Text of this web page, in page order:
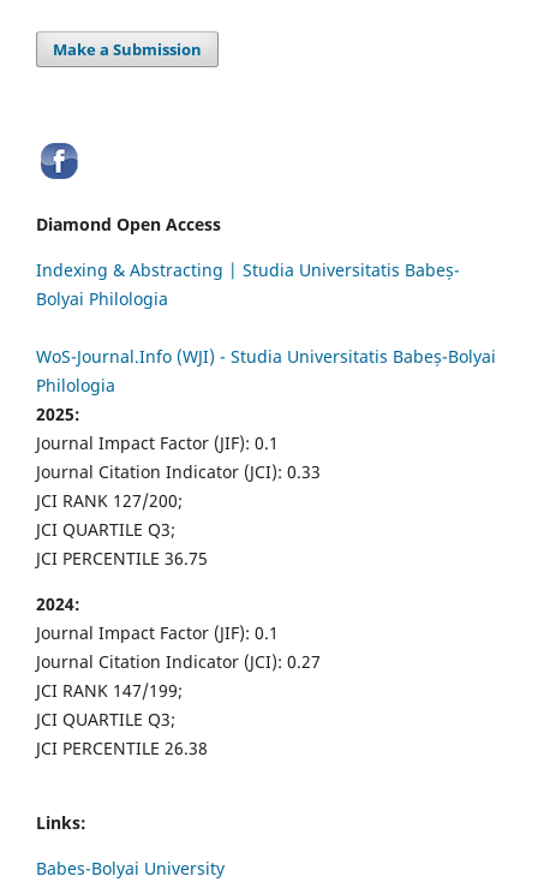
Make a Submission
Diamond Open Access
Indexing & Abstracting | Studia Universitatis Babeș-
Bolyai Philologia
WoS-Journal.Info (WJI) - Studia Universitatis Babeș-Bolyai
Philologia
2025:
Journal Impact Factor (JIF): 0.1
Journal Citation Indicator (JCI): 0.33
JCI RANK 127/200;
JCI QUARTILE Q3;
JCI PERCENTILE 36.75
2024:
Journal Impact Factor (JIF): 0.1
Journal Citation Indicator (JCI): 0.27
JCI RANK 147/199;
JCI QUARTILE Q3;
JCI PERCENTILE 26.38
Links:
Babes-Bolyai University